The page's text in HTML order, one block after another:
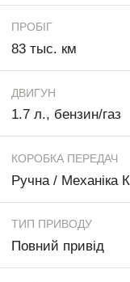
ПРОБІГ
83 тыс. км
ДВИГУН
1.7 л., бензин/газ
КОРОБКА ПЕРЕДАЧ
Ручна / Механіка
ТИП ПРИВОДУ
Повний привід